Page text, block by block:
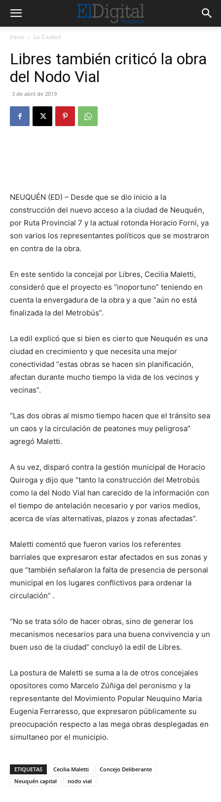
Inicio La Ciudad
Libres también criticó la obra
del Nodo Vial
3 de abril de 2019
NEUQUÉN (ED) – Desde que se dio inicio a la
construcción del nuevo acceso a la ciudad de Neuquén,
por Ruta Provincial 7 y la actual rotonda Horacio Forni, ya
son varios los representantes políticos que se mostraron
en contra de la obra.
En este sentido la concejal por Libres, Cecilia Maletti,
consideró que el proyecto es “inoportuno” teniendo en
cuenta la envergadura de la obra y a que “aún no está
finalizada la del Metrobús”.
La edil explicó que si bien es cierto que Neuquén es una
ciudad en crecimiento y que necesita una mejor
conectividad “estas obras se hacen sin planificación,
afectan durante mucho tiempo la vida de los vecinos y
vecinas”.
“Las dos obras al mismo tiempo hacen que el tránsito sea
un caos y la circulación de peatones muy peligrosa”
agregó Maletti.
A su vez, disparó contra la gestión municipal de Horacio
Quiroga y dijo que “tanto la construcción del Metrobús
como la del Nodo Vial han carecido de la información con
el tiempo de antelación necesario y por varios medios,
acerca de vías alternativas, plazos y zonas afectadas”.
Maletti comentó que fueron varios los referentes
barriales que expresaron estar afectados en sus zonas y
que “también señalaron la falta de presencia de personal
municipal en los lugares conflictivos para ordenar la
circulación” .
“No se trata sólo de hacer obras, sino de generar los
mecanismos necesarios para una buena convivencia y un
buen uso de la ciudad” concluyó la edil de Libres.
La postura de Maletti se suma a la de otros concejales
opositores como Marcelo Zúñiga del peronismo y la
representante del Movimiento Popular Neuquino Maria
Eugenia Ferraresso, que expresaron públicamente su
preocupación respecto a las mega obras desplegadas en
simultaneo por el municipio.
ETIQUETAS Cecilia Maletti
Concejo Deliberante
Neuquén capital
nodo vial